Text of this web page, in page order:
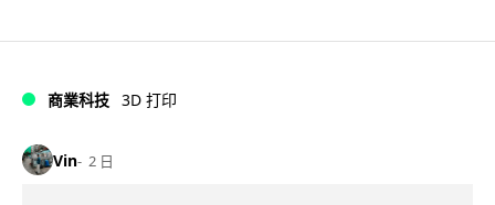
商業科技 3D 打印
Vin 2 日